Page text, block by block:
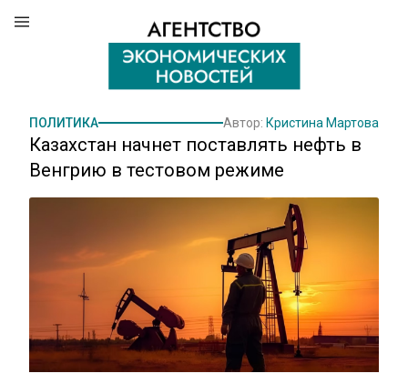
ПОЛИТИКА Автор: Кристина Мартова
Казахстан начнет поставлять нефть в
Венгрию в тестовом режиме